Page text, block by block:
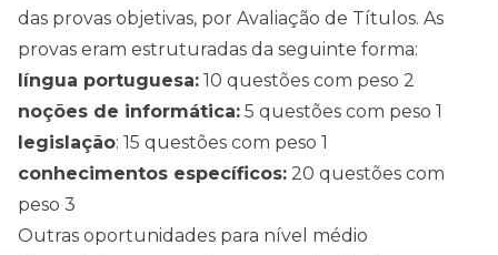
das provas objetivas, por Avaliação de Títulos. As
provas eram estruturadas da seguinte forma:
língua portuguesa: 10 questões com peso 2
noções de informática: 5 questões com peso 1
legislação: 15 questões com peso 1
conhecimentos específicos: 20 questões com
peso 3
Outras oportunidades para nível médio